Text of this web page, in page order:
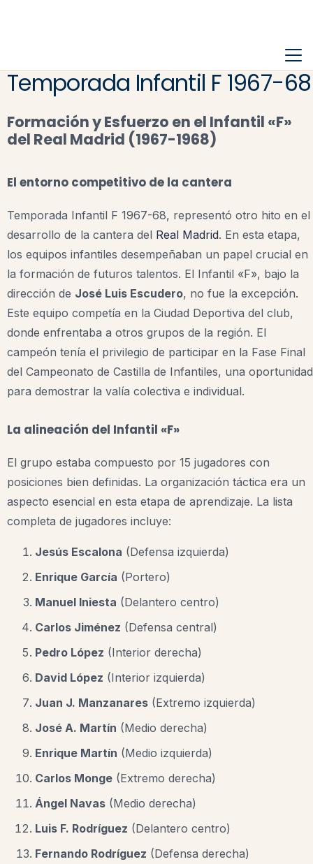
Temporada Infantil F 1967-68
Formación y Esfuerzo en el Infantil «F»
del Real Madrid (1967-1968)
El entorno competitivo de la cantera
Temporada Infantil F 1967-68, representó otro hito en el
desarrollo de la cantera del Real Madrid. En esta etapa,
los equipos infantiles desempeñaban un papel crucial en
la formación de futuros talentos. El Infantil «F», bajo la
dirección de José Luis Escudero, no fue la excepción.
Este equipo competía en la Ciudad Deportiva del club,
donde enfrentaba a otros grupos de la región. El
campeón tenía el privilegio de participar en la Fase Final
del Campeonato de Castilla de Infantiles, una oportunidad
para demostrar la valía colectiva e individual.
La alineación del Infantil «F»
El grupo estaba compuesto por 15 jugadores con
posiciones bien definidas. La organización táctica era un
aspecto esencial en esta etapa de aprendizaje. La lista
completa de jugadores incluye:
Jesús Escalona (Defensa izquierda)
Enrique García (Portero)
Manuel Iniesta (Delantero centro)
Carlos Jiménez (Defensa central)
Pedro López (Interior derecha)
David López (Interior izquierda)
Juan J. Manzanares (Extremo izquierda)
José A. Martín (Medio derecha)
Enrique Martín (Medio izquierda)
Carlos Monge (Extremo derecha)
Ángel Navas (Medio derecha)
Luis F. Rodríguez (Delantero centro)
Fernando Rodríguez (Defensa derecha)